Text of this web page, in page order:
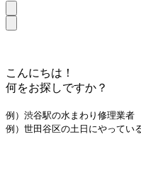
こんにちは！
何をお探しですか？
例）渋谷駅の水まわり修理業者
例）世田谷区の土日にやってい